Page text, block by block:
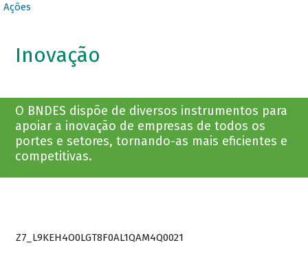
Ações
Inovação
O BNDES dispõe de diversos instrumentos para
apoiar a inovação de empresas de todos os
portes e setores, tornando-as mais eficientes e
competitivas.
Z7_L9KEH4O0LGT8F0AL1QAM4Q0021